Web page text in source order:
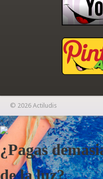
© 2026 Actiludis
×
¿Pagas
de la luz?